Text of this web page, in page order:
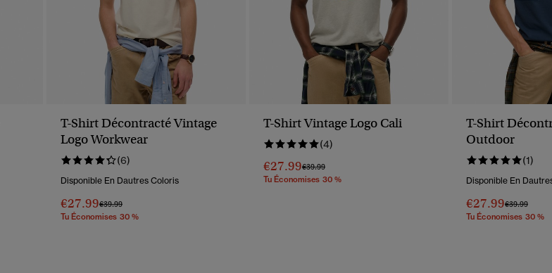
T-Shirt Décontracté Vintage
Logo Workwear
(6)
Disponible En Dautres Coloris
€27.99Prix Réduit De
€39.99À
Tu Économises 30 %
T-Shirt Vintage Logo Cali
(4)
€27.99Prix Réduit De
€39.99À
Tu Économises 30 %
T-Shirt
Outdoor
(1)
Disponible En
€27.99Prix Réduit
€39.99À
Tu Économises 30 %